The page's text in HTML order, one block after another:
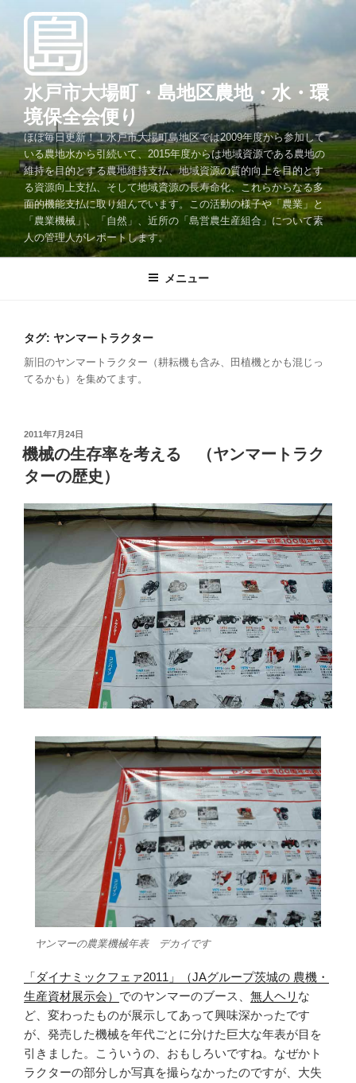
ン
ツ
キ
プ
水戸市大場町・島地区農地・水・環
境保全会便り
ほぼ毎日更新！！水戸市大場町島地区では2009年度から参加して
いる農地水から引続いて、2015年度からは地域資源である農地の
維持を目的とする農地維持支払、地域資源の質的向上を目的とす
る資源向上支払、そして地域資源の長寿命化、これらからなる多
面的機能支払に取り組んでいます。この活動の様子や「農業」と
「農業機械」、「自然」、近所の「島営農生産組合」について素
人の管理人がレポートします。
メニュー
タグ: ヤンマートラクター
新旧のヤンマートラクター（耕耘機も含み、田植機とかも混じっ
てるかも）を集めてます。
投
稿
日:
2011年7月24日
機械の生存率を考える （ヤンマートラク
ターの歴史）
ヤンマーの農業機械年表 デカイです
「ダイナミックフェァ2011」（JAグループ茨城の 農機・
生産資材展示会） でのヤンマーのブース、 無人ヘリ な
ど、変わったものが展示してあって興味深かったです
が、発売した機械を年代ごとに分けた巨大な年表が目を
引きました。こういうの、おもしろいですね。なぜかト
ラクターの部分しか写真を撮らなかったのですが、大失